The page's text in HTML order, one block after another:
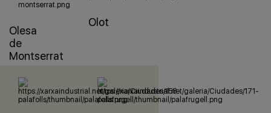
Olesa
de
Montserrat
Olot